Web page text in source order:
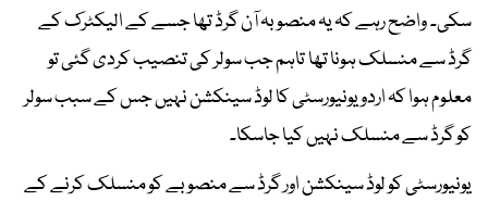
سکی۔ واضح رہے کہ یہ منصوبہ آن گرڈ تھا جسے کے الیکٹرک کے
گرڈ سے منسلک ہونا تھا تاہم جب سولر کی تنصیب کردی گئی تو
معلوم ہوا کہ اردو یونیورسٹی کا لوڈ سینکشن نہیں جس کے سبب سولر
کو گرڈ سے منسلک نہیں کیا جاسکا۔
یونیورسٹی کو لوڈ سینکشن اور گرڈ سے منصوبے کو منسلک کرنے کے